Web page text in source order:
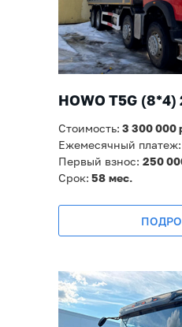
Стоимость: 3 300 000
Ежемесячный платеж:
Первый взнос: 250
Срок: 58 мес.
HOWO T5G (8*4)